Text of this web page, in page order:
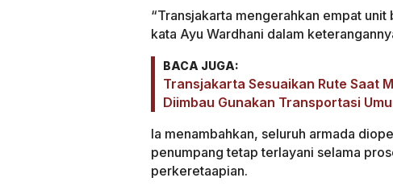
“Transjakarta mengerahkan empat
kata Ayu Wardhani dalam
BACA JUGA:
Transjakarta Sesuaikan Rute Saat
Diimbau Gunakan Transportasi
Ia menambahkan, seluruh armada
penumpang tetap terlayani selama
perkeretaapian.